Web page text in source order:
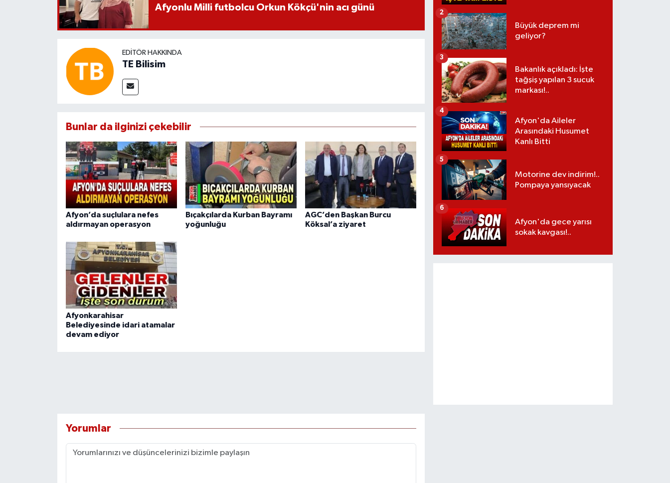
Afyonlu Milli futbolcu Orkun Kökçü'nin acı günü
EDITÖR HAKKINDA
TE Bilisim
Bunlar da ilginizi çekebilir
Afyon’da suçlulara nefes
aldırmayan operasyon
Bıçakçılarda Kurban Bayramı
yoğunluğu
AGC’den Başkan Burcu
Köksal’a ziyaret
Afyonkarahisar
Belediyesinde idari atamalar
devam ediyor
Yorumlar
Büyük deprem mi
geliyor?
2
Bakanlık açıkladı: İşte
tağşiş yapılan 3 sucuk
markası!..
3
Afyon'da Aileler
Arasındaki Husumet
Kanlı Bitti
4
Motorine dev indirim!..
Pompaya yansıyacak
5
Afyon'da gece yarısı
sokak kavgası!..
6